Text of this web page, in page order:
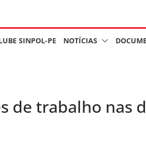
SINPOL-PE NOTÍCIAS
de trabalho nas